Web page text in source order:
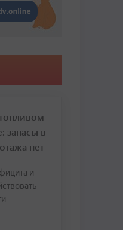
запасы в
нет
и